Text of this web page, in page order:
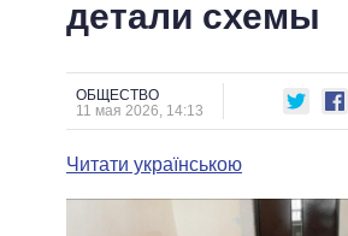
ДАЙДЖЕСТЫ
ВЕРХОВНАЯ РАДА
ГЛАВЫ ОБЛАДМИНИСТРАЦИЙ
МЭРЫ
ВСЕ ПЕРСОНЫ
ВИДЕО
СРАВНЕНИЕ
детали схемы
ОБЩЕСТВО
11 мая 2026, 14:13
Читати українською